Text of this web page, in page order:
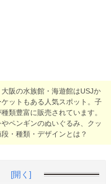
阪の水族館・海遊館はUSJか
ットもある人気スポット。子
類豊富に販売されています。
ペンギンのぬいぐるみ、クッ
・種類・デザインとは？
[開く]